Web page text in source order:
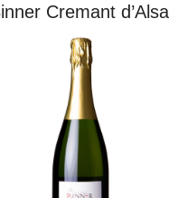
Cremant